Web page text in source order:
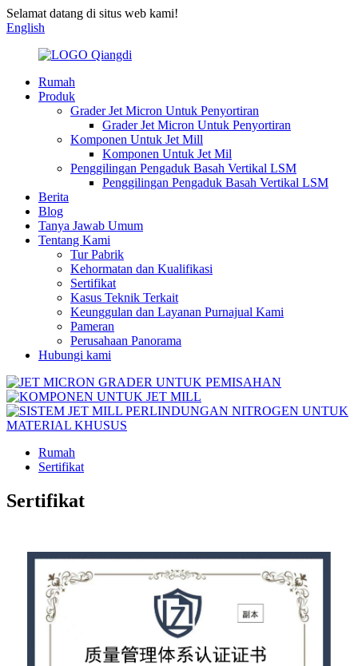
Selamat datang di situs web kami!
English
Rumah
Produk
Grader Jet Micron Untuk Penyortiran
Grader Jet Micron Untuk Penyortiran
Komponen Untuk Jet Mill
Komponen Untuk Jet Mil
Penggilingan Pengaduk Basah Vertikal LSM
Penggilingan Pengaduk Basah Vertikal LSM
Berita
Blog
Tanya Jawab Umum
Tentang Kami
Tur Pabrik
Kehormatan dan Kualifikasi
Sertifikat
Kasus Teknik Terkait
Keunggulan dan Layanan Purnajual Kami
Pameran
Perusahaan Panorama
Hubungi kami
Rumah
Sertifikat
Sertifikat